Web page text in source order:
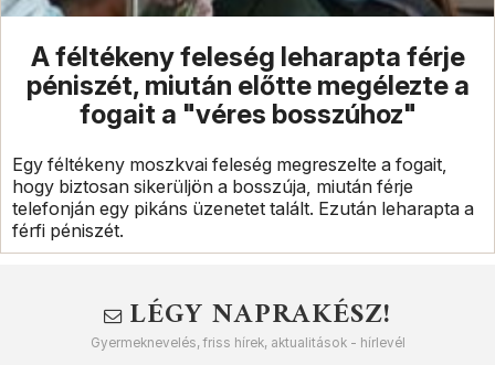
A féltékeny feleség leharapta férje
péniszét, miután előtte megélezte a
fogait a "véres bosszúhoz"
Egy féltékeny moszkvai feleség megreszelte a fogait,
hogy biztosan sikerüljön a bosszúja, miután férje
telefonján egy pikáns üzenetet talált. Ezután leharapta a
férfi péniszét.
LÉGY NAPRAKÉSZ!
Gyermeknevelés, friss hírek, aktualitások - hírlevél